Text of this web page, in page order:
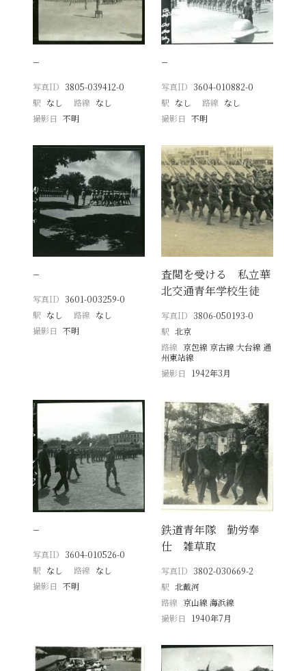
−
写真ID 3805-039412-0
駅 なし 路線 なし
撮影日
不明
−
写真ID 3604-010882-0
駅 なし 路線 なし
撮影日 不明
−
写真ID 3601-003259-0
駅 なし 路線 なし
撮影日
不明
査閲を受ける 私立華
北交通青年学校生徒
写真ID 3806-050193-0
駅 北京
路線 京包線 京古線 大台線 通
州東站線
撮影日
1942年3月
−
写真ID 3604-010526-0
駅 なし 路線 なし
撮影日
不明
鉄道青年隊 勤労奉
仕 雑草取
写真ID 3802-030669-2
駅 北戴河
路線 京山線 海浜線
撮影日
1940年7月